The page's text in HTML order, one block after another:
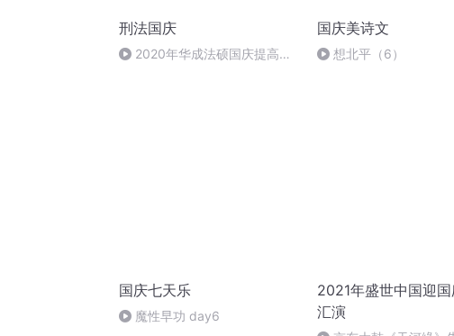
刑法国庆
2020年华成法硕国庆提高班
国庆美诗文
想北平（6）
国庆七天乐
魔性早功 day6
2021年盛世中国迎
汇演